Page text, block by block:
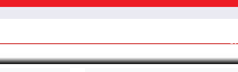
यात्रा जारी, प्रदर्शनको ५१औँ दिन पूरा